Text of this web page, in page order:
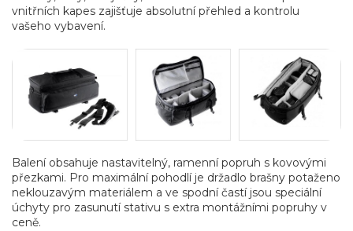
vnitřních kapes zajišťuje absolutní přehled a kontrolu
vašeho vybavení.
Balení obsahuje nastavitelný, ramenní popruh s kovovými
přezkami. Pro maximální pohodlí je držadlo brašny potaženo
neklouzavým materiálem a ve spodní častí jsou speciální
úchyty pro zasunutí stativu s extra montážními popruhy v
ceně.